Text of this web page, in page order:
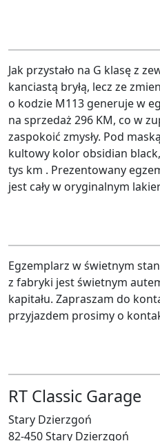
Jak przystało na G klasę z
kanciastą bryłą, lecz ze
o kodzie M113 generuje w
na sprzedaż 296 KM, co w
zaspokoić zmysły. Pod
kultowy kolor obsidian
tys km . Prezentowany
jest cały w oryginalnym
Egzemplarz w świetnym
z fabryki jest świetnym
kapitału. Zapraszam do
przyjazdem prosimy o
RT Classic Garage
Stary Dzierzgoń
82-450 Stary Dzierzgoń